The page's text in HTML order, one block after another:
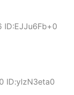
ID:EJJu6Fb+0
ID:ylzN3eta0